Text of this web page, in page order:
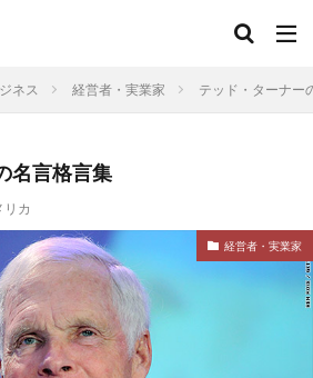
ネス 経営者・実業家 テッド・ターナー
名言格言集
リカ
経営者・実業家